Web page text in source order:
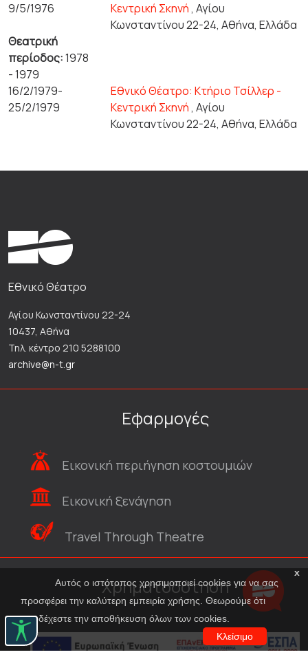
9/5/1976
Κεντρική Σκηνή, Αγίου
Κωνσταντίνου 22-24, Αθήνα, Ελλάδα
Θεατρική
περίοδος:1978
- 1979
16/2/1979-
25/2/1979
Εθνικό Θέατρο: Κτήριο Τσίλλερ -
Κεντρική Σκηνή, Αγίου
Κωνσταντίνου 22-24, Αθήνα, Ελλάδα
x
Αυτός ο ιστότοπος χρησιμοποιεί cookies για να σας
προσφέρει την καλύτερη εμπειρία χρήσης. Θεωρούμε ότι
αποδέχεστε την αποθήκευση όλων των cookies.
Κλείσιμο
Εθνικό Θέατρο
Αγίου Κωνσταντίνου 22-24
10437, Αθήνα
Τηλ. κέντρο 210 5288100
archive@n-t.gr
Εφαρμογές
Εικονική περιήγηση κοστουμιών
Εικονική ξενάγηση
Travel Through Theatre
Χρηματοδότηση